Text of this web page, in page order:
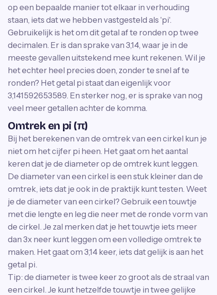
op een bepaalde manier tot elkaar in verhouding
staan, iets dat we hebben vastgesteld als 'pi'.
Gebruikelijk is het om dit getal af te ronden op twee
decimalen. Er is dan sprake van 3,14, waar je in de
meeste gevallen uitstekend mee kunt rekenen. Wil je
het echter heel precies doen, zonder te snel af te
ronden? Het getal pi staat dan eigenlijk voor
3,141592653589. En sterker nog, er is sprake van nog
veel meer getallen achter de komma.
Omtrek en pi (π)
Bij het berekenen van de omtrek van een cirkel kun je
niet om het cijfer pi heen. Het gaat om het aantal
keren dat je de diameter op de omtrek kunt leggen.
De diameter van een cirkel is een stuk kleiner dan de
omtrek, iets dat je ook in de praktijk kunt testen. Weet
je de diameter van een cirkel? Gebruik een touwtje
met die lengte en leg die neer met de ronde vorm van
de cirkel. Je zal merken dat je het touwtje iets meer
dan 3x neer kunt leggen om een volledige omtrek te
maken. Het gaat om 3,14 keer, iets dat gelijk is aan het
getal pi.
Tip: de diameter is twee keer zo groot als de straal van
een cirkel. Je kunt hetzelfde touwtje in twee gelijke